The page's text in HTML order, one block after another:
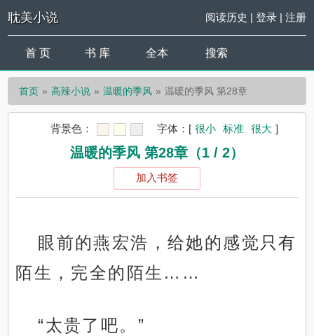
耽美小说 阅读历史 | 登录| 注册
首 页 书 库 全本 搜索
首页 高辣小说 温暖的季风 温暖的季风 第28章
背景色： 字体： [ 很小 标准 很大 ]
温暖的季风 第28章（1 / 2）
加入书签
眼前的燕宏浩，给她的感觉只有
陌生，完全的陌生……
“太贵了吧。”